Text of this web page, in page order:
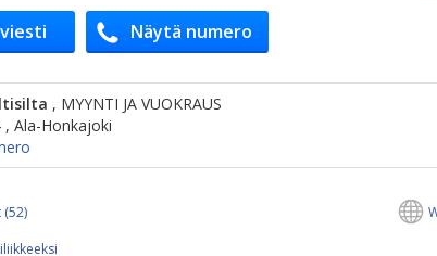
Näytä numero
, MYYNTI JA VUOKRAUS
Ala-Honkajoki
(52)